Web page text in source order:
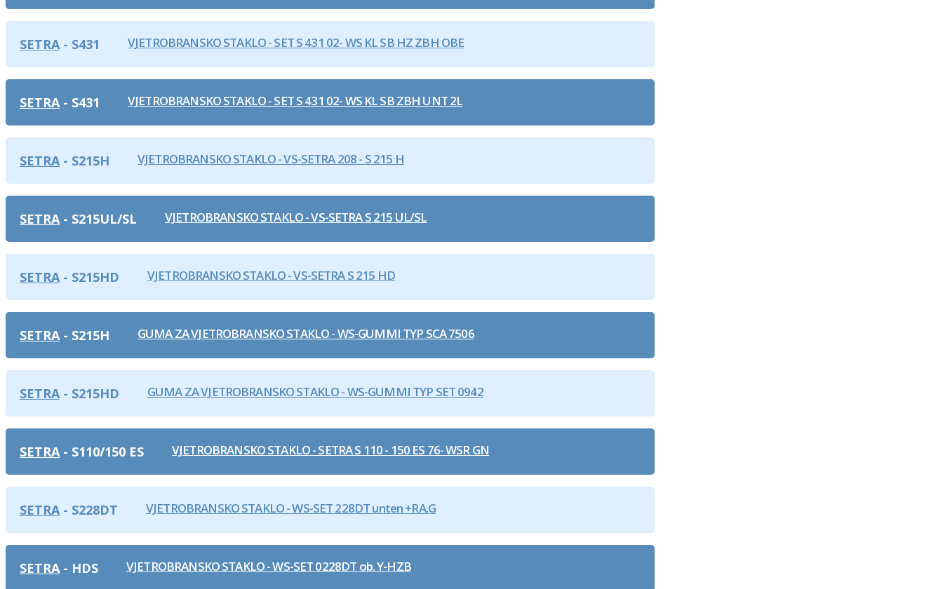
SETRA VJETROBRANSKO STAKLO - SET S 431 02- WS KL SB HZ ZBH OBE
S431
SETRA VJETROBRANSKO STAKLO - SET S 431 02- WS KL SB ZBH UNT 2L
S431
SETRA VJETROBRANSKO STAKLO - VS-SETRA 208 - S 215 H
S215H
SETRA VJETROBRANSKO STAKLO - VS-SETRA S 215 UL/SL
S215UL/SL
SETRA VJETROBRANSKO STAKLO - VS-SETRA S 215 HD
S215HD
SETRA GUMA ZA VJETROBRANSKO STAKLO - WS-GUMMI TYP SCA 7506
S215H
SETRA GUMA ZA VJETROBRANSKO STAKLO - WS-GUMMI TYP SET 0942
S215HD
SETRA VJETROBRANSKO STAKLO - SETRA S 110 - 150 ES 76- WSR GN
S110/150 ES
SETRA VJETROBRANSKO STAKLO - WS-SET 228DT unten +RA.G
S228DT
SETRA VJETROBRANSKO STAKLO - WS-SET 0228DT ob. Y-HZB
HDS